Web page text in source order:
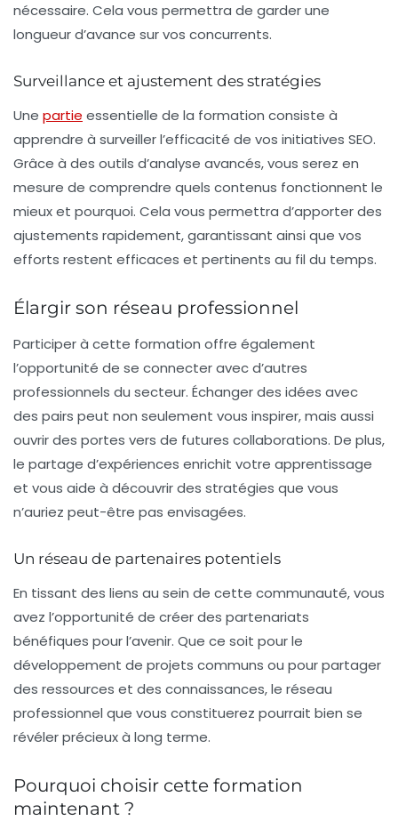
nécessaire. Cela vous permettra de garder une
longueur d’avance sur vos concurrents.
Surveillance et ajustement des stratégies
Une partie essentielle de la formation consiste à
apprendre à surveiller l’efficacité de vos initiatives SEO.
Grâce à des outils d’analyse avancés, vous serez en
mesure de comprendre quels contenus fonctionnent le
mieux et pourquoi. Cela vous permettra d’apporter des
ajustements rapidement, garantissant ainsi que vos
efforts restent efficaces et pertinents au fil du temps.
Élargir son réseau professionnel
Participer à cette formation offre également
l’opportunité de se connecter avec d’autres
professionnels du secteur. Échanger des idées avec
des pairs peut non seulement vous inspirer, mais aussi
ouvrir des portes vers de futures collaborations. De plus,
le partage d’expériences enrichit votre apprentissage
et vous aide à découvrir des stratégies que vous
n’auriez peut-être pas envisagées.
Un réseau de partenaires potentiels
En tissant des liens au sein de cette communauté, vous
avez l’opportunité de créer des partenariats
bénéfiques pour l’avenir. Que ce soit pour le
développement de projets communs ou pour partager
des ressources et des connaissances, le réseau
professionnel que vous constituerez pourrait bien se
révéler précieux à long terme.
Pourquoi choisir cette formation
maintenant ?